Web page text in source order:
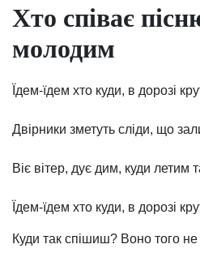
Хто співає
молодим
Їдем-їдем хто куди, в дорозі
Двірники зметуть сліди, що
Віє вітер, дує дим, куди летим
Їдем-їдем хто куди, в дорозі
Куди так спішиш? Воно того